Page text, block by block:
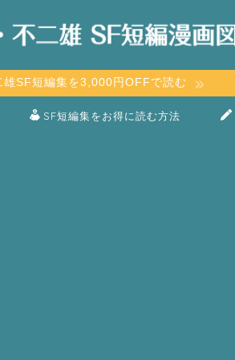
雄SF短編集を3,000円OFFで読む
SF短編集をお得に読む方法